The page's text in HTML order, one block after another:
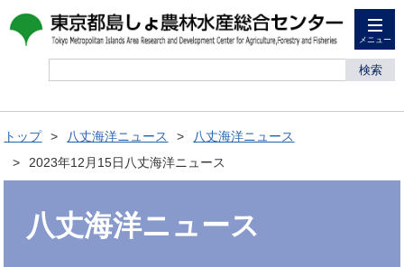
メニュー
検索
トップ 八丈海洋ニュース
八丈海洋ニュース
2023年12月15日八丈海洋ニュース
八丈海洋ニュース